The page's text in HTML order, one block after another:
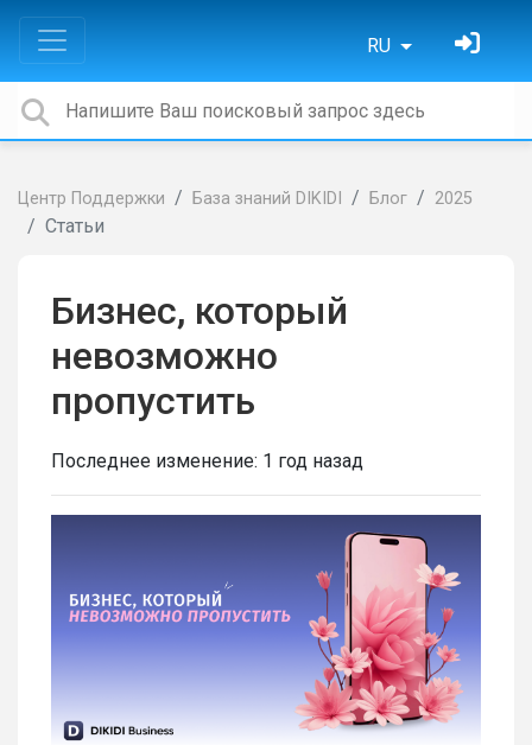
RU
Центр Поддержки База знаний DIKIDI Блог 2025
Статьи
Бизнес, который
невозможно
пропустить
Последнее изменение: 1 год назад